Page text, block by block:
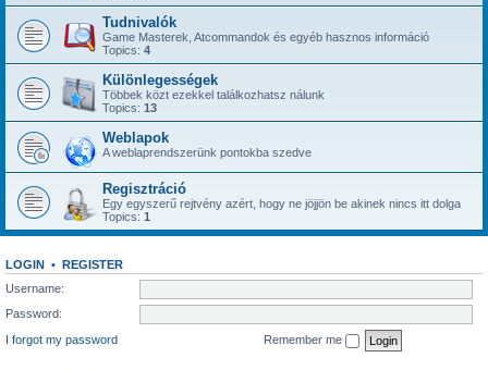
h
Tudnivalók
Game Masterek, Atcommandok és egyéb hasznos információ
Topics: 4
Különlegességek
Többek közt ezekkel találkozhatsz nálunk
Topics: 13
Weblapok
A weblaprendszerünk pontokba szedve
Regisztráció
Egy egyszerű rejtvény azért, hogy ne jöjjön be akinek nincs itt dolga
Topics: 1
LOGIN • REGISTER
Username:
Password:
I forgot my password
Remember me